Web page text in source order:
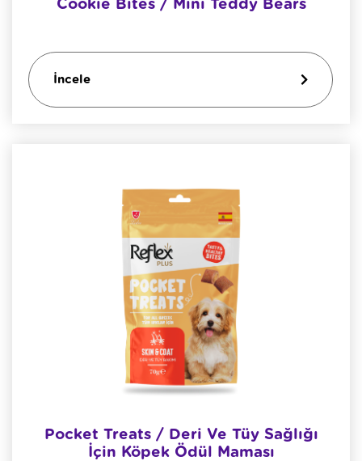
Cookie Bites / Mini Teddy Bears
İncele
Pocket Treats / Deri Ve Tüy Sağlığı
İçin Köpek Ödül Maması